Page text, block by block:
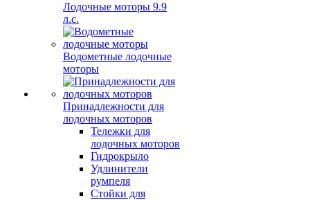
Лодочные моторы 9.9
л.с.
Водометные лодочные
моторы
Принадлежности для
лодочных моторов
Тележки для
лодочных моторов
Гидрокрыло
Удлинители
румпеля
Стойки для